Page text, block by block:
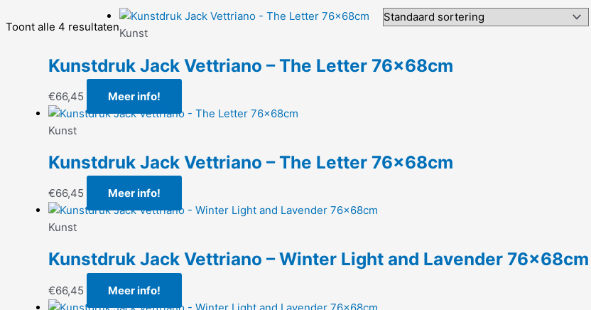
Toont alle 4 resultatenKunst
Kunstdruk Jack Vettriano – The Letter 76x68cm
€66,45 Meer info!
Kunst
Kunstdruk Jack Vettriano – The Letter 76x68cm
€66,45 Meer info!
Kunst
Kunstdruk Jack Vettriano – Winter Light and Lavender 76x68cm
€66,45 Meer info!